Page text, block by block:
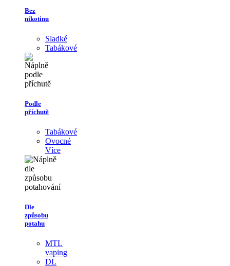
Bez
nikotinu
Sladké
Tabákové
Podle
příchutě
Tabákové
Ovocné
Více
Dle
způsobu
potahu
MTL
vaping
DL